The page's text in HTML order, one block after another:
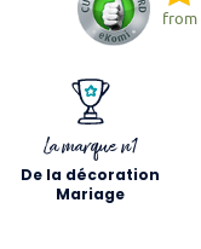
La marque n1
De la décoration
Mariage
from